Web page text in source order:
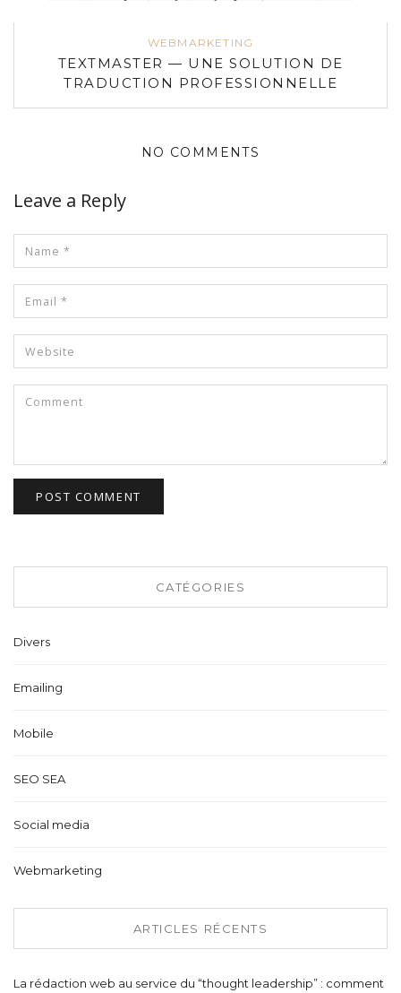
WEBMARKETING
TEXTMASTER — UNE SOLUTION DE
TRADUCTION PROFESSIONNELLE
NO COMMENTS
Leave a Reply
CATÉGORIES
Divers
Emailing
Mobile
SEO SEA
Social media
Webmarketing
ARTICLES RÉCENTS
La rédaction web au service du “thought leadership” : comment